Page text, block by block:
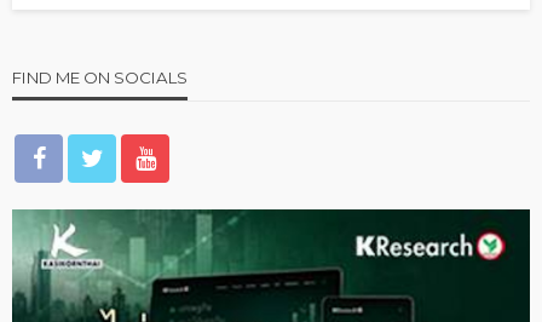
FIND ME ON SOCIALS